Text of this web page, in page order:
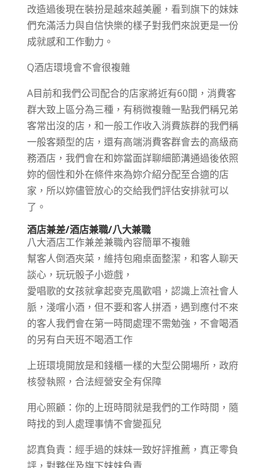
改造過後現在裝扮是越來越美麗，看到旗下的妹妹
們充滿活力與自信快樂的樣子對我們來說更是一份
成就感和工作動力。
Q酒店環境會不會很複雜
A目前和我們公司配合的店家將近有60間，消費客
群大致上區分為三種，有稍微複雜一點我們稱兄弟
客常出沒的店，和一般工作收入消費族群的我們稱
一般客類型的店，還有高端消費客群會去的高級商
務酒店，我們會在和妳當面詳聊細節溝通過後依照
妳的個性和外在條件來為妳介紹分配至合適的店
家，所以妳儘管放心的交給我們評估安排就可以
了。
酒店兼差/酒店兼職/八大兼職
八大酒店工作兼差兼職內容簡單不複雜
幫客人倒酒夾菜，維持包廂桌面整潔，和客人聊天
談心，玩玩骰子小遊戲，
愛唱歌的女孩就拿起麥克風歡唱，認識上流社會人
脈，淺嚐小酒，但不要和客人拼酒，遇到應付不來
的客人我們會在第一時間處理不需勉強，不會喝酒
的另有白天班不喝酒工作
上班環境開放是和錢櫃一樣的大型公開場所，政府
核發執照，合法經營安全有保障
用心照顧：你的上班時間就是我們的工作時間，隨
時找的到人處理事情不會變孤兒
認真負責：經手過的妹妹一致好評推薦，真正零負